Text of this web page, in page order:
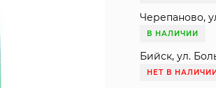
Черепаново,
В НАЛИЧИИ
Бийск, ул.
НЕТ В